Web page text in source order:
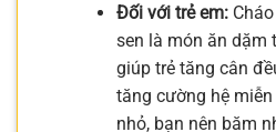
Đối với trẻ em:Cháo
sen là món ăn dặm
giúp trẻ tăng cân
tăng cường hệ
nhỏ, bạn nên băm